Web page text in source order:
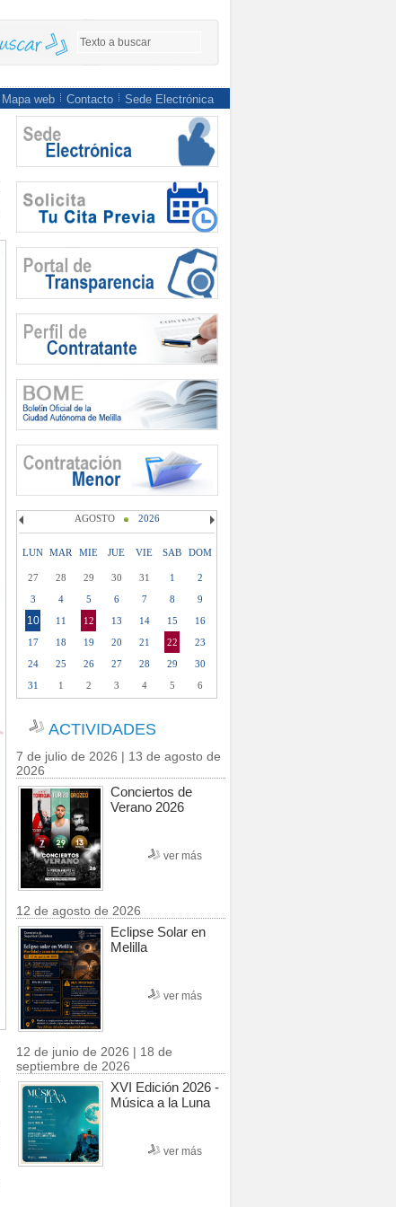
Mapa web Contacto Sede Electrónica
AGOSTO 2026
LUN MAR MIE JUE VIE SAB DOM
27 28 29 30 31 1
2
3
4 5 6 7 8 9
10 11 12 13 14 15
16
17
18 19 20 21 22
23
24
25 26 27 28 29
30
31
1 2 3 4 5 6
ACTIVIDADES
7 de julio de 2026 | 13 de agosto de
2026
Conciertos de
Verano 2026
ver más
12 de agosto de 2026
Eclipse Solar en
Melilla
ver más
12 de junio de 2026 | 18 de
septiembre de 2026
XVI Edición 2026 -
Música a la Luna
ver más